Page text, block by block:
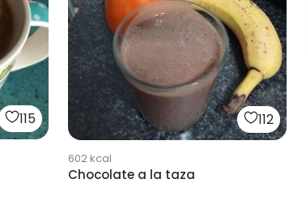
115 112
602kcal
Chocolate a la taza